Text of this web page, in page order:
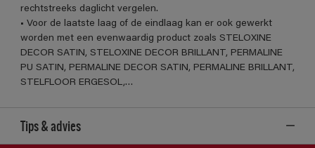
rechtstreeks daglicht vergelen.
• Voor de laatste laag of de eindlaag kan er ook gewerkt
worden met een evenwaardig product zoals STELOXINE
DECOR SATIN, STELOXINE DECOR BRILLANT, PERMALINE
PU SATIN, PERMALINE DECOR SATIN, PERMALINE BRILLANT,
STELFLOOR ERGESOL,…
Tips & advies